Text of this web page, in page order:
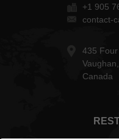
+1 905
contact-
435 Four
Canada